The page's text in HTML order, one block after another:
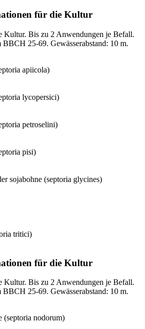
für die Kultur
Kultur. Bis zu 2 Anwendungen je Befall.
25-69. Gewässerabstand: 10 m.
apiicola)
lycopersici)
petroselini)
pisi)
sojabohne (septoria glycines)
tritici)
für die Kultur
Kultur. Bis zu 2 Anwendungen je Befall.
25-69. Gewässerabstand: 10 m.
(septoria nodorum)